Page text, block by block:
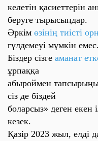
келетін қасиеттерін
беруге тырысыңдар.
Әркім өзінің тиісті
гүлдемеуі мүмкін емес.
Біздер сізге аманат
ұрпаққа
абыроймен
сіз де біздей
боларсыз» деген екен
кезек.
Қазір 2023 жыл, елді